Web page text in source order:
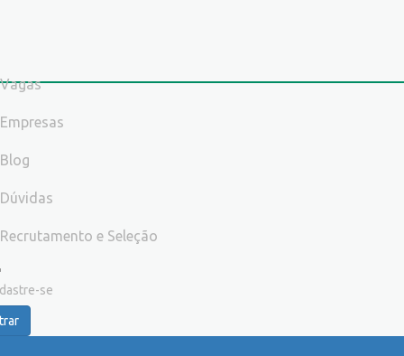
Vagas
Empresas
Blog
Dúvidas
Recrutamento e Seleção
se